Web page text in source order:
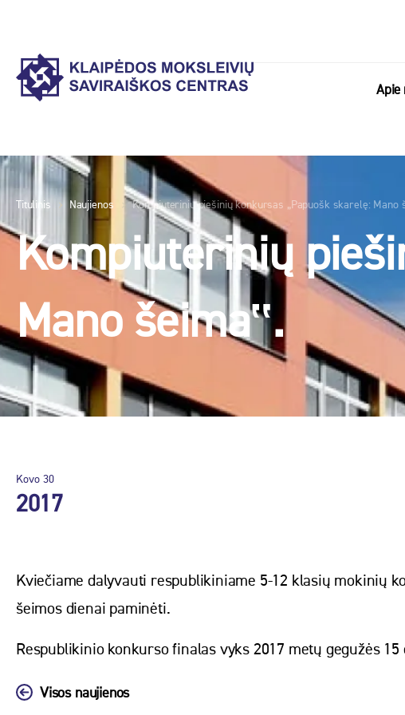
Apie
Titulinis Naujienos Kompiuterinių piešinių konkursas „Papuošk skarelę: Mano
Kompiuterinių
Mano šeima‟.
Kovo 30
2017
Kviečiame dalyvauti respublikiniame 5-12 klasių mokinių
šeimos dienai paminėti.
Respublikinio konkurso finalas vyks 2017 metų gegužės
Visos naujienos